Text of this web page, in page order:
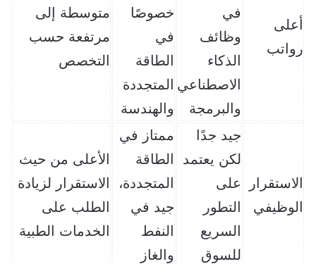
أعلى
رواتب
في
وظائف
الذكاء
الاصطناعي
والبرمجة
خصوصًا
في
الطاقة
المتجددة
والهندسة
متوسطة إلى
مرتفعة حسب
التخصص
الاستقرار
الوظيفي
جيد جدًا
لكن يعتمد
على
التطور
السريع
للسوق
ممتاز في
الطاقة
المتجددة،
جيد في
النفط
والغاز
الأعلى من حيث
الاستقرار لزيادة
الطلب على
الخدمات الطبية